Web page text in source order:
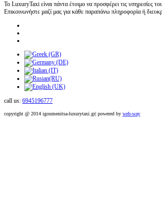
Το LuxuryTaxi είναι πάντα έτοιμο να προσφέρει τις
Επικοινωνήστε μαζί μας για κάθε παραπάνω πληροφορία ή
call us: 6945196777
copyright @ 2014 igoumenitsa-luxurytaxi.gr| powered by web-way